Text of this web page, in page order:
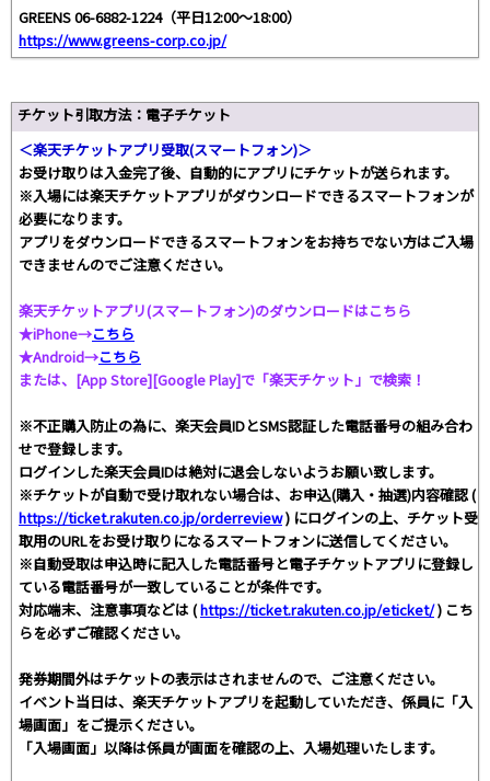
GREENS 06-6882-1224（平日12:00～18:00）
https://www.greens-corp.co.jp/
チケット引取方法：電子チケット
＜楽天チケットアプリ受取(スマートフォン)＞
お受け取りは入金完了後、自動的にアプリにチケットが送られます。
※入場には楽天チケットアプリがダウンロードできるスマートフォンが
必要になります。
アプリをダウンロードできるスマートフォンをお持ちでない方はご入場
できませんのでご注意ください。
楽天チケットアプリ(スマートフォン)のダウンロードはこちら
★iPhone→こちら
★Android→こちら
または、[App Store][Google Play]で「楽天チケット」で検索！
※不正購入防止の為に、楽天会員IDとSMS認証した電話番号の組み合わ
せで登録します。
ログインした楽天会員IDは絶対に退会しないようお願い致します。
※チケットが自動で受け取れない場合は、お申込(購入・抽選)内容確認 (
https://ticket.rakuten.co.jp/orderreview) にログインの上、チケット受
取用のURLをお受け取りになるスマートフォンに送信してください。
※自動受取は申込時に記入した電話番号と電子チケットアプリに登録し
ている電話番号が一致していることが条件です。
対応端末、注意事項などは (https://ticket.rakuten.co.jp/eticket/) こち
らを必ずご確認ください。
発券期間外はチケットの表示はされませんので、ご注意ください。
イベント当日は、楽天チケットアプリを起動していただき、係員に「入
場画面」をご提示ください。
「入場画面」以降は係員が画面を確認の上、入場処理いたします。